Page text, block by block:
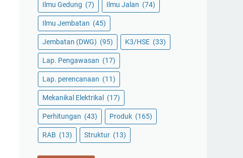
Ilmu Gedung (7) Ilmu Jalan (74)
Ilmu Jembatan (45)
Jembatan (DWG) (95) K3/HSE (33)
Lap. Pengawasan (17)
Lap. perencanaan (11)
Mekanikal Elektrikal (17)
Perhitungan (43) Produk (165)
RAB (13) Struktur (13)